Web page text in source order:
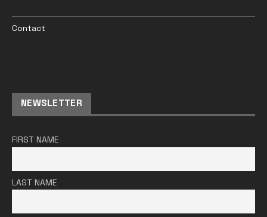
Contact
NEWSLETTER
FIRST NAME
LAST NAME